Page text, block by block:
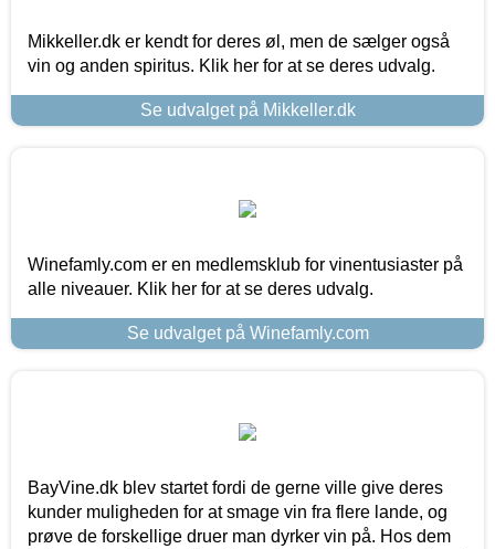
Mikkeller.dk er kendt for deres øl, men de sælger også
vin og anden spiritus. Klik her for at se deres udvalg.
Se udvalget på Mikkeller.dk
Winefamly.com er en medlemsklub for vinentusiaster på
alle niveauer. Klik her for at se deres udvalg.
Se udvalget på Winefamly.com
BayVine.dk blev startet fordi de gerne ville give deres
kunder muligheden for at smage vin fra flere lande, og
prøve de forskellige druer man dyrker vin på. Hos dem